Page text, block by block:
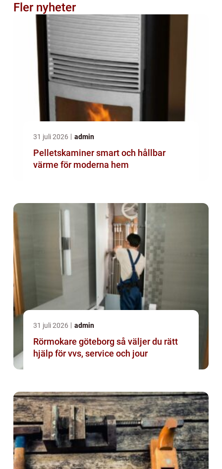
Fler nyheter
31 juli 2026 admin
Pelletskaminer smart och hållbar
värme för moderna hem
31 juli 2026 admin
Rörmokare göteborg så väljer du rätt
hjälp för vvs, service och jour